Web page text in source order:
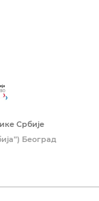
Србије
Београд